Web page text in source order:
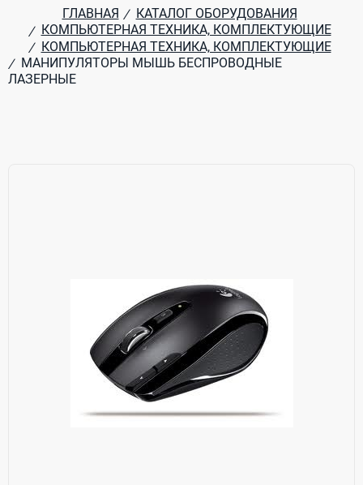
ГЛАВНАЯ / КАТАЛОГ ОБОРУДОВАНИЯ
/
КОМПЬЮТЕРНАЯ ТЕХНИКА, КОМПЛЕКТУЮЩИЕ
/ КОМПЬЮТЕРНАЯ ТЕХНИКА, КОМПЛЕКТУЮЩИЕ
/ МАНИПУЛЯТОРЫ МЫШЬ БЕСПРОВОДНЫЕ
ЛАЗЕРНЫЕ